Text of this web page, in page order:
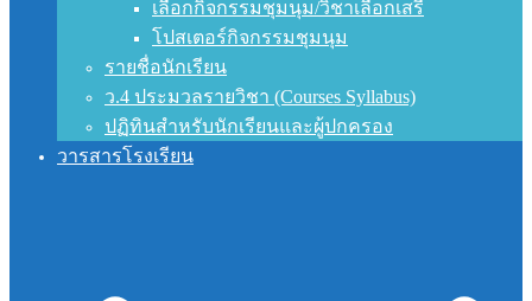
เลือกกิจกรรมชุมนุม/วิชาเลือกเสรี
โปสเตอร์กิจกรรมชุมนุม
รายชื่อนักเรียน
ว.4 ประมวลรายวิชา (Courses Syllabus)
ปฏิทินสำหรับนักเรียนและผู้ปกครอง
วารสารโรงเรียน